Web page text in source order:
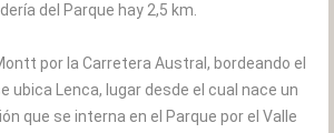
del Parque hay 2,5 km.
por la Carretera Austral, bordeando el
ubica Lenca, lugar desde el cual nace un
que se interna en el Parque por el Valle